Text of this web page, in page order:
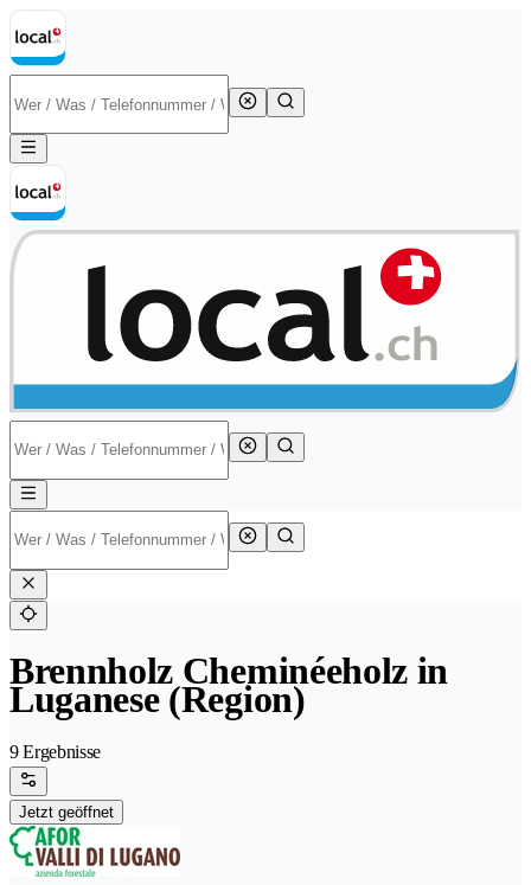
Brennholz Cheminéeholz in
Luganese (Region)
9 Ergebnisse
Jetzt geöffnet